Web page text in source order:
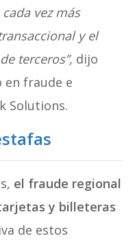
vez más
y el
terceros”, dijo
en fraude e
Solutions.
el fraude regional
y billeteras
de estos